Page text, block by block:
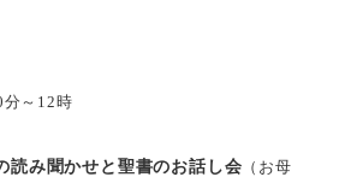
～12時
読み聞かせと聖書のお話し会 （お母